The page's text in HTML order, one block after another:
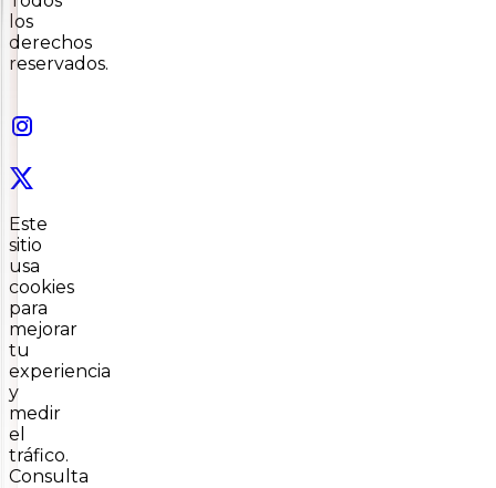
los
derechos
reservados.
Este
sitio
usa
cookies
para
mejorar
tu
experiencia
y
medir
el
tráfico.
Consulta